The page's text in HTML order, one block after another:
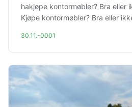
hakjøpe kontormøbler? Bra eller
Kjøpe kontormøbler? Bra eller
30.11.-0001